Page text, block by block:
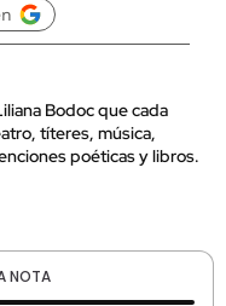
Bodoc que cada
títeres, música,
poéticas y libros.
NOTA